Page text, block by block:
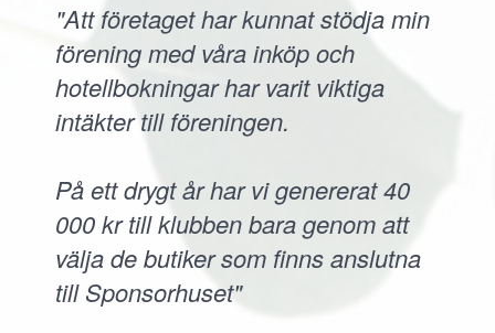
"Att företaget har kunnat stödja min
förening med våra inköp och
hotellbokningar har varit viktiga
intäkter till föreningen.
På ett drygt år har vi genererat 40
000 kr till klubben bara genom att
välja de butiker som finns anslutna
till Sponsorhuset"